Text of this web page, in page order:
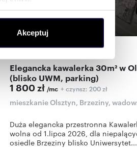
społecznościowym,
od Ciebie lub
Akceptuj
30m 2 60zł/m
Elegancka kawalerka 30m² w Olsztynie
(blisko UWM, parking)
1 800 zł /mc + czynsz: 200 zł
mieszkanie Olsztyn, Brzeziny,
Duża elegancka przestronna
wolna od 1.lipca 2026, dla
osiedle Brzeziny blisko Uniwersytet...